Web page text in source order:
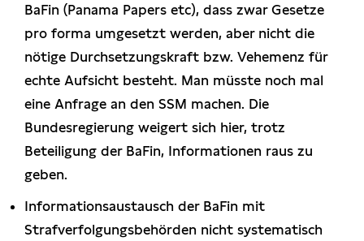
BaFin (Panama Papers etc), dass zwar Gesetze
pro forma umgesetzt werden, aber nicht die
nötige Durchsetzungskraft bzw. Vehemenz für
echte Aufsicht besteht. Man müsste noch mal
eine Anfrage an den SSM machen. Die
Bundesregierung weigert sich hier, trotz
Beteiligung der BaFin, Informationen raus zu
geben.
Informationsaustausch der BaFin mit
Strafverfolgungsbehörden nicht systematisch